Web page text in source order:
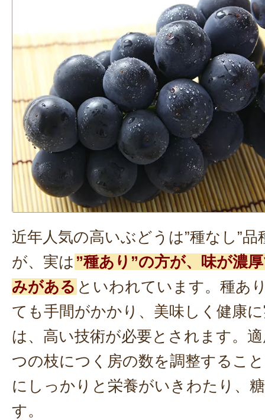
近年人気の高いぶどうは”種なし”
が、実は ”種あり”の方が、味が濃
みがある といわれています。種あ
ても手間がかかり、美味しく健康
は、高い技術が必要とされます。
つの枝につく房の数を調整するこ
にしっかりと栄養がいきわたり、
す。